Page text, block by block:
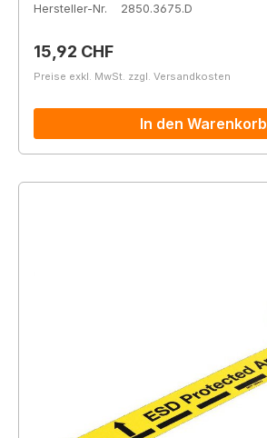
Hersteller-Nr.
2850.3675.D
Regulärer Preis:
15,92 CHF
Preise exkl. MwSt. zzgl. Versandkosten
In den Warenkorb